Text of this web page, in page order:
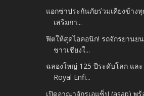
แอกซ่าประกันภัยร่วมเคียงข้าง
เสริมกา...
ฟิตให้สุดไอคอนิก! รถจักรยาน
ชาวเชียงใ...
ฉลองใหญ่ 125 ปีระดับโลก และ
Royal Enfi...
เปิดอาณาจักรเอแซ็ป (asap) พ